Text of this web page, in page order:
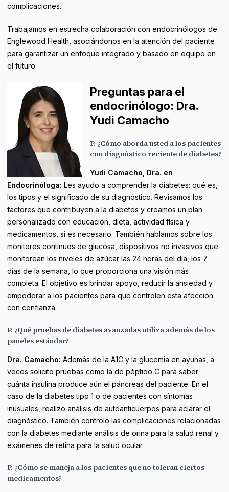
complicaciones.
Trabajamos en estrecha colaboración con endocrinólogos de
Englewood Health, asociándonos en la atención del paciente
para garantizar un enfoque integrado y basado en equipo en
el futuro.
Preguntas para el
endocrinólogo: Dra.
Yudi Camacho
P. ¿Cómo aborda usted a los pacientes
con diagnóstico reciente de diabetes?
Yudi Camacho, Dra. en
Endocrinóloga: Les ayudo a comprender la diabetes: qué es,
los tipos y el significado de su diagnóstico. Revisamos los
factores que contribuyen a la diabetes y creamos un plan
personalizado con educación, dieta, actividad física y
medicamentos, si es necesario. También hablamos sobre los
monitores continuos de glucosa, dispositivos no invasivos que
monitorean los niveles de azúcar las 24 horas del día, los 7
días de la semana, lo que proporciona una visión más
completa. El objetivo es brindar apoyo, reducir la ansiedad y
empoderar a los pacientes para que controlen esta afección
con confianza.
P. ¿Qué pruebas de diabetes avanzadas utiliza además de los
paneles estándar?
Dra. Camacho: Además de la A1C y la glucemia en ayunas, a
veces solicito pruebas como la de péptido C para saber
cuánta insulina produce aún el páncreas del paciente. En el
caso de la diabetes tipo 1 o de pacientes con síntomas
inusuales, realizo análisis de autoanticuerpos para aclarar el
diagnóstico. También controlo las complicaciones relacionadas
con la diabetes mediante análisis de orina para la salud renal y
exámenes de retina para la salud ocular.
P. ¿Cómo se maneja a los pacientes que no toleran ciertos
medicamentos?